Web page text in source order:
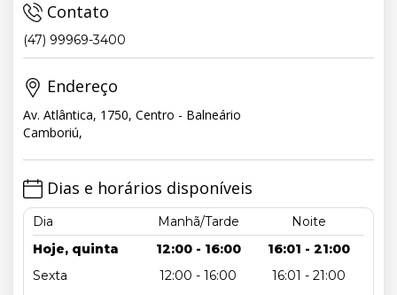
Contato
(47) 99969-3400
Endereço
Av. Atlântica, 1750, Centro - Balneário
Camboriú,
Dias e horários disponíveis
Dia Manhã/Tarde
Noite
Hoje, quinta
12:00 - 16:00
16:01 - 21:00
Sexta
12:00 - 16:00
16:01 - 21:00